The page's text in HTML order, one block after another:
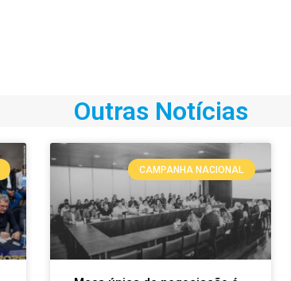
Outras Notícias
CAMPANHA NACIONAL